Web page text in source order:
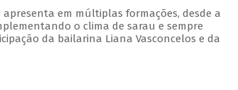
em múltiplas formações, desde a
o clima de sarau e sempre
da bailarina Liana Vasconcelos e da